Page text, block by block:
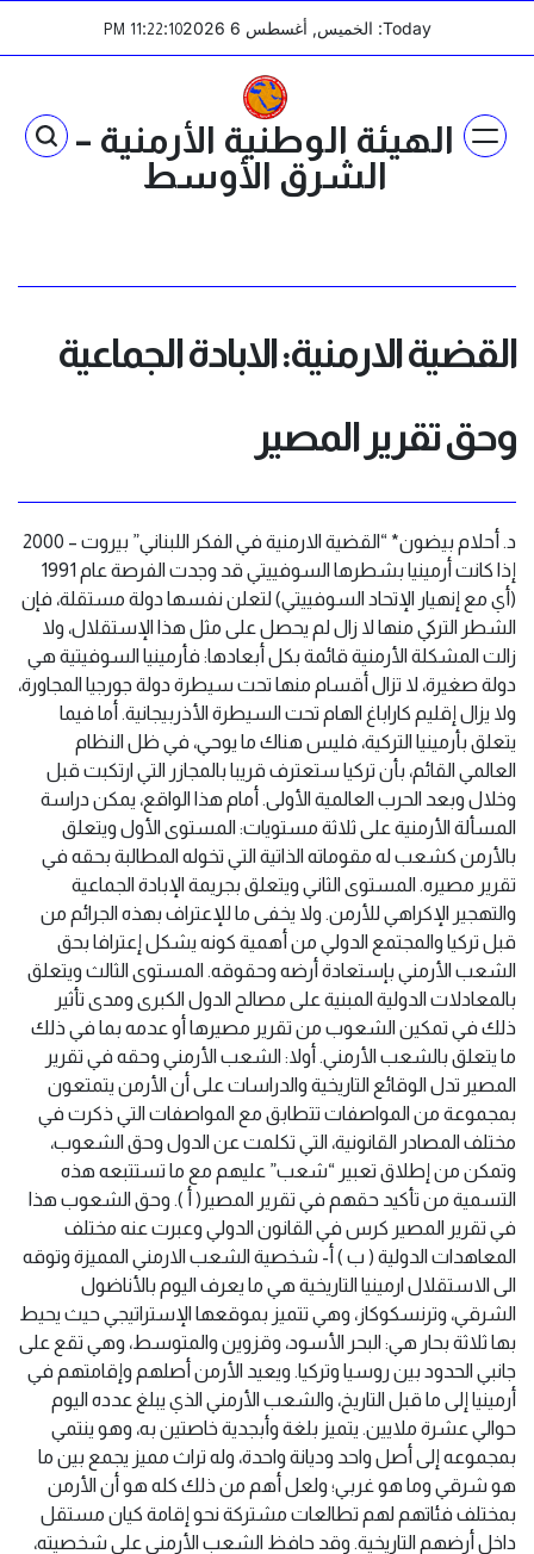
Today: الخميس, أغسطس 6 2026 11:22:10
PM
الهيئة الوطنية الأرمنية –
الشرق الأوسط
القضية الارمنية: الابادة الجماعية
وحق تقرير المصير
د. أحلام بيضون* “القضية الارمنية في الفكر اللبناني” بيروت – 2000 إذا كانت أرمينيا بشطرها السوفييتي قد وجدت الفرصة عام 1991 (أي مع إنهيار الإتحاد السوفييتي) لتعلن نفسها دولة مستقلة، فإن الشطر التركي منها لا زال لم يحصل على مثل هذا الإستقلال، ولا زالت المشكلة الأرمنية قائمة بكل أبعادها: فأرمينيا السوفيتية هي دولة صغيرة، لا تزال أقسام منها تحت سيطرة دولة جورجيا المجاورة، ولا يزال إقليم كاراباغ الهام تحت السيطرة الأذربيجانية. أما فيما يتعلق بأرمينيا التركية، فليس هناك ما يوحي، في ظل النظام العالمي القائم، بأن تركيا ستعترف قريبا بالمجازر التي ارتكبت قبل وخلال وبعد الحرب العالمية الأولى. أمام هذا الواقع، يمكن دراسة المسألة الأرمنية على ثلاثة مستويات: المستوى الأول ويتعلق بالأرمن كشعب له مقوماته الذاتية التي تخوله المطالبة بحقه في تقرير مصيره. المستوى الثاني ويتعلق بجريمة الإبادة الجماعية والتهجير الإكراهي للأرمن. ولا يخفى ما للإعتراف بهذه الجرائم من قبل تركيا والمجتمع الدولي من أهمية كونه يشكل إعترافا بحق الشعب الأرمني بإستعادة أرضه وحقوقه. المستوى الثالث ويتعلق بالمعادلات الدولية المبنية على مصالح الدول الكبرى ومدى تأثير ذلك في تمكين الشعوب من تقرير مصيرها أو عدمه بما في ذلك ما يتعلق بالشعب الأرمني. أولا: الشعب الأرمني وحقه في تقرير المصير تدل الوقائع التاريخية والدراسات على أن الأرمن يتمتعون بمجموعة من المواصفات تتطابق مع المواصفات التي ذكرت في مختلف المصادر القانونية، التي تكلمت عن الدول وحق الشعوب، وتمكن من إطلاق تعبير “شعب” عليهم مع ما تستتبعه هذه التسمية من تأكيد حقهم في تقرير المصير( أ ). وحق الشعوب هذا في تقرير المصير كرس في القانون الدولي وعبرت عنه مختلف المعاهدات الدولية ( ب ) أ- شخصية الشعب الارمني المميزة وتوقه الى الاستقلال ارمينيا التاريخية هي ما يعرف اليوم بالأناضول الشرقي، وترنسكوكاز، وهي تتميز بموقعها الإستراتيجي حيث يحيط بها ثلاثة بحار هي: البحر الأسود، وقزوين والمتوسط، وهي تقع على جانبي الحدود بين روسيا وتركيا. ويعيد الأرمن أصلهم وإقامتهم في أرمينيا إلى ما قبل التاريخ، والشعب الأرمني الذي يبلغ عدده اليوم حوالي عشرة ملايين. يتميز بلغة وأبجدية خاصتين به، وهو ينتمي بمجموعه إلى أصل واحد وديانة واحدة، وله تراث مميز يجمع بين ما هو شرقي وما هو غربي؛ ولعل أهم من ذلك كله هو أن الأرمن بمختلف فئاتهم لهم تطالعات مشتركة نحو إقامة كيان مستقل داخل أرضهم التاريخية. وقد حافظ الشعب الأرمني على شخصيته، رغم ما تعرض له من ويلات وإضطهاد عبر العصور، ليس أقلها الإبادة الجماعية والتهجير الإكراهي. ورغم أنهم ينشطون في بلدان الشتات ويخلصون لها ويدخلون في تركيبتها الإجتماعية والسياسية، ويتجنسون بجنسياتها، فإن الأرمن لا زالوا يحتفظون بخصوصيتهم: لغة، وعادات وانتماء. أما فيما يتعلق بالكيان السياسي فقد عرف الأرمن خلال تاريخهم أنواعا من الإستقلال، وقد انهارت آخر ممالكهم في أواخر القرن الرابع عشر فوقعت أرمينيا تحت سيطرة الحكم الأجنبي السلجوقي ثم التركي، حيث دخل الأرمن كإحدى أقليات الأمبراطورية العثمانية وقدر عددهم في القرن التاسع عشر بنحو مليونين ونصف المليون. وكغيرهم من أقليات الأمبراطورية، تعرض الأرمن للتمييز والإضطهاد، مما دفع بهم إلى المطالبة، بداية، بإصلاحات داخلية لتمكينهم من ممارسة حقوقهم كمواطنين. وقد استمر ذلك حتى بعد عام 1887، إلا أن السياسة التركية القائمة على التسلط والإستبداد كان من شأنها أن تدير التيار بإتجاه آخر فتحرك المشاعر القومية لدى الشعوب التي تعيش تحت سيطرتها، وتجعلها تنتظم في جماعات سرية ثورية بهدف الحصول على الإستقلال. وكان من شأن ذلك، بالنسبة للأرمن أن يتعرضوا لمذابح عديدة، كان أهمها مجزرة عام 1915. وفي عام 1918، أعلن المجلس الوطني الأرمني عن قيام الجمهورية الأرمنية. ثم جاءت معاهدة سيفر عام 1920 بمثابة إعتراف بها. إلا أن هذه المعاهدة بقيت حبرا على ورق: فطلب دخول أرمينيا إلى عصبة الأمم رفض في ذات العام، ثم ما لبث الجيش الأحمر أن دخل أرمينيا ووقع السوفييت إتفاقية مع تركيا أصبحت بموجبها أرمينيا جمهورية إشتراكية سوفيتية. عام 1923 وقعت معاهدة لوزان بين الحلفاء وتركيا التي تجاهلت تماما ما ورد في معاهدة سيفر فيما يتعلق بحق الأرمن بإقامة دولة مستقلة. وهكذا، وفي ظل لعبة الدول الكبرى وتنافسها لتحقيق مصالحها، دخلت المسألة الأرمنية كأحد أرقام المسائل الدولية الصعبة التي تنتظر الحل. ب – حق الأرمن بتقرير المصير الأرمن هم إذن شعب ينتمي إلى أرض معينة، وعرف أشكالا من الحكم وبالتالي فمن حقه تقرير مصيره. هذا الحق تحفظه له الإتفاقيات الدولية العامة المتعلقة بحقوق الشعوب وحماية الأقليات. كما تقره الإتفاقيات الدولية الخاصة التي تناولت المسألة الأرمنية ونعني بالتحديد معاهدة سيفر التي وقعت بين تركيا والدول الحليفة عام 1920 والتي تعترف بأرمينيا كدولة حرة مستقلة (المادة 88) وتعيين حدودها (المادة 89) وتجعل لها منفذا على البحر الأسود. ورغم أن هذه الإتفاقية لم تشمل بعض المقاطعات الأرمنية المهمة مثل كيليكيا وخربوت وسيفاس ودياربكر فإنها تعتبر ذات أهمية كبيرة سواء من حيث أنها تشكل إعترافا من قبل تركيا والمجموعة الدولية، في حينها، بحق الأرمن وبدولتهم أو سواء لأنها الوحيدة التي تكرس هذا الحق. وتبلغ مساحة أرمينيا بحسب المعاهدة 720000 كلم2 . إن حق الشعوب في تقرير المصير مكرس في المواثيق والإتفاقات الدولية، كما لهذا الحق قوة إلزامية. إلا أن له وجهان: الوجه الأول يتعلق بالتحرر من الإستعمار بكافة أشكاله، وهنا الحق مطلق، والوجه الثاني وهو الذي يتعلق بالإنفصال عن دولة قائمة، وهنا يتعارض المبدأ مع مبادئ أخرى كمبدأ سيادة الدولة وما يستتبع ذلك. في هذه الحالة الأخيرة إفترض القانون الدولي عدة شروط لتحقيق الإنفصال، منها أن يكون للفئة المطالبة بالإستقلال مقومات الشعب؛ ومنها أن تكون هذه الفئة معرضة لإنتهاك حقوقها الإنسانية على إختلافها من قبل السلطة المحلية. وسواء افترضنا الوجه الأول أو الآخر لحق تقرير المصير، فإن الوضعية القانونية تنطبق على الشعب الأرمني من حيث أنه شعب له مقوماته الإنسانية والسياسية والمادية المميزة، ومن حيث انه مورست ضده شتى أنواع الجرائم اللا إنسانية. ثانياً: الإبادة الجماعية ضد الأرمن واهمية الإعتراف بها فيما يتعلق بحقهم بتقرير المصير رغم أن جرائم الإبادة الجماعية قد ارتكبت فعلا ضد الأرمن بحيث ذهب ضحيتها نحو مليون شخص وأكره أكثر من نصف مليون على ترك ديارهم، بحيث لم يبق منهم في تركيا سوى 100 ألف نسمة في ذلك الوقت، رغم هذه الوقائع، فإن الأتراك يصرون على عدم الإعتراف بمسؤوليتهم عنها، ويحاولون التخفيف من أهميتها بإعطاء تبريرات مختلفة، كالقول بأن الأرمن هم رعايا أتراك، وبأنهم تآمروا ضدهم في الحرب الأولى، أو أن عدد الأرمن كان أصلا ضئيلا في تركيا. إن موقفهم هذا لا يمكن تفسيره إلا بمدى أهمية الإعتراف بجريمتهم بقدر ما تشكل إعترافا بحقوق الأرمن، وبقدر ما تعطيهم الدعم الفعلي للمطالبة بحقوقهم . على كل حال فإن الذرائع التي تسوقها السلطات التركية لمحاولة التهرب من مسؤوليتها الدولية عن الجرائم المرتكبة، لا أساس لها في القانون الدولي سواء فيما يتعلق بالقواعد التي ترعى العمليات العسكرية أو تلك التي تتعلق بالقواعد الإنسانية وخاصة فيما يتعلق بجريمة الإبادة الجماعية التي هي جريمة دولية غير قابلة لمرور الزمن عليها. -الإبادة الجماعية هي جريمة دولية لا تخضع “لتقادم الزمن” الإتفاقية الدولية حول إتقاء وتعقب جريمة الإبادة الجماعية لعام 1948، دخلت حيز التنفيذ عام 1953، ومنذ ذلك الحين، ما انفكت الجمعية العامة للأمم المتحدة والهيئات التابعة لها تصدر قرارات تؤكد فيها أهمية هذه الإتفاقية وأهمية التعاون الدولي في تعقب مرتكبيها ومحاكمتهم، معتبرة أن الإبادة الجماعية هي جريمة دولية مخالفة لمبادئ وأهداف الأمم المتحدة. في عام 1992 صدق على الإتفاقية نحو 100 دولة. ولا تخضع جريمة الإبادة الجماعية لتقادم الزمن، أي أن ملاحقتها تبقى سارية المفعول مهما مرّ عليها من وقت. وهذا المبدأ كرسته إتفاقية دولية، أصبحت نافذة منذ العام 1970 وطبقا للمادة الثامنة من نفس الإتفاقية. وتنص المادة الأولى منها على أن مبدأ التقادم لا ينطبق على الجرائم المرتكبة ضد الإنسانية، سواء في زمن الحرب أو في زمن السلم، والوارد تعريفها في النظام الأساسي لمحكمة نورمبرغ العسكرية الدولية الصادر عام 1945 والوارد تأكيدها في قراري الجمعية العامة للأمم المتحدة رقم 3 (د-1) و95 (د-1) لعام 1946… وجريمة الإبادة الجماعية الوارد تعريفها في إتفاقية عام 1948 والتي تنص على منع الجريمة والمعاقبة عليها. “حتى لو كانت الأفعال المذكورة لا تشكل إخلالا بالقانون الداخلي للبلد الذي ارتكبت فيه”. وهذه الجملة الأخيرة تنفي أي إستثناء ممكن أن يراود أذهان البعض في ما يتعلق بشمولية تعريف جريمة الإبادة الجماعية وأنها لا تحتمل أي تبرير بالتحديد الإحتجاج بالقانون الداخلي الذي يمكن أن تثيره الجهة المرتكبة للجريمة كأن تدعي سلطة الدولة أن ما تقوم به ضد تابعيها أو المقيمين على أرضها إنما هو شأن داخلي أو أن الضرورات الأمنية أو السيادية للدولة تبرره. أما لجهة تحديد المسؤوليات فتنص المادة الثانية من الإتفاقية أن أحكامها “تنطبق” على “ممثلي سلطة الدولة وعلى الأفراد الذين يقومون بوصفهم فاعلين أصليين أو شركاء بالمساهمة في إرتكاب أية جريمة من تلك الجرائم أو بتحريض الغير تحريضا مباشرا على ارتكابها أو الذين يتآمرون لارتكابها، بصرف النظر عن درجة التنفيذ، وعلى ممثلي سلطة الدولة الذين يتسامحون في إرتكابها. أما لجهة التعاون الدولي في تعقب ومعاقبة مرتكبي جريمة الإبادة الجماعية كما غيرها من جرائم الحرب والجرائم ضد الإنسانية، فتنص المادة الثالثة من الإتفاقية على أن الدول تتعهد “بإتخاذ جميع التدابير… اللازمة لكي يصبح في الإمكان القيام، وفقا للقانون الدولي بتسليم الأشخاص” المتهمين بإرتكاب مثل هذه الجرائم. وقد جاء قرار الجمعية العامة للأمم المتحدة رقم 3074 (د-28) لعام 1973 يفصل مبادئ التعاون الدولي في تعقب واعتقال وتسليم ومعاقبة الأشخاص المتهمين بإرتكاب جرائم حرب وجرائم ضد الإنسانية. أما فيما يتعلق بالقضاء الجنائي الدولي، فقد أكدت لجنة القانون الدولي (C.D.I) أن المبادئ التي احتواها النظام التأسيسي لمحكمة نورمبرغ وقرارها، هي من مبادئ القانون الدولي؛ وكانت الجمعية العامة للأمم المتحدة قد كرست ذلك بدورها في قرارها رقم 95 (I) لعام 1946. وفي العام 1995 سجلت الجمعية العامة للأمم المتحدة على جدول أعمالها مسألة “إنشاء محكمة جنائية دولية”. ومنذ العام 1980، وتطبيقا لقرارها رقم 33/97 إلتمست الجمعية العامة من الأمين العام في قرارها رقم 35/49، 1980، بأن يدعو الدول الأعضاء والمنظمات الدولية المهتمة لكي تقدم ملاحظاتها على مشروع قانون حول الجرائم ضد سلم وأمن البشرية ولكي يعطي رأيه حول الطريقة التي يجب إتباعها لتنفيذ ذلك بما فيها ضرورة إرساله إلى لجنة القانون الدولي. في عام 1995، أنشأت الجمعية العامة صندوق لتمويل المحكمة الجزائية الدولية التي شكلت للنظر في جرائم الإبادة الجماعية وغيرها من إنتهاكات القانون الدولي الإنساني التي تمت على أرض رواندا أو الدول المجاورة في الفترة من 1 تشرين الثاني وحتى 31 كانون الأول 1994. ووزعت الحصص على الدول الأعضاء. – أهمية ملاحقة جريمة الإبادة الجماعية ضد الأرمن إن ملاحقة جريمة الإبادة الجماعية ضد الأرمن ومعاقبة مرتكبيها ذات أهمية كبيرة بالنسبة إلى الإنسانية بوجه عام وبالنسبة للأرمن على وجه الخصوص. فهي تشكل إعترافا بحقوقهم المشروعة على أرضهم التي أكرهوا على تركها. كما أنها تمكن من التعويض على الشعب الأرمني بمجمله وبأفراده المتضررين مما لحق بهم من ويلات. وإذا كانت المسألة لم تطرح بشتى أبعادها، خاصة فيما يتعلق بملاحقة جريمة الإبادة في الوقت ذاته الذي تلاحق فيه جرائم النازيين حتى يومنا هذا، كما تلاحق فيه جرائم غيرهم فقد أنشأت محكمة جزائية دولية للنظر في ال